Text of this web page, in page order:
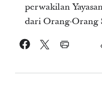
perwakilan
dari Orang-Orang